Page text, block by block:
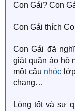
Con Gái? Con
Con Gái thích
Con Gái đã
giặt quần áo hộ
một cậu nhóc
chang…
Lòng tốt và sự